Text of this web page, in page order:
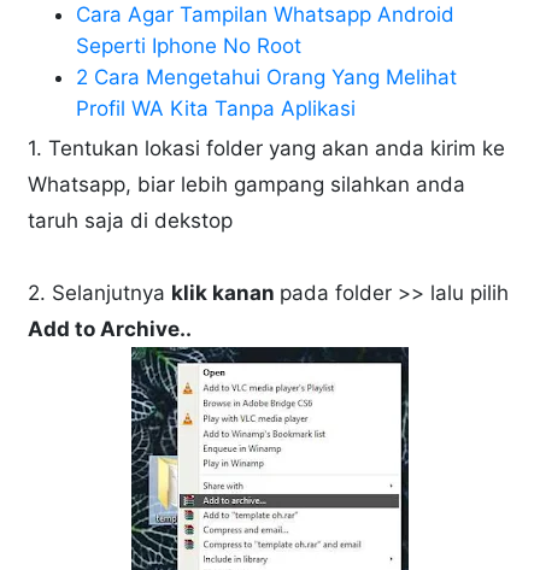
Cara Agar Tampilan Whatsapp Android
Seperti Iphone No Root
2 Cara Mengetahui Orang Yang Melihat
Profil WA Kita Tanpa Aplikasi
1. Tentukan lokasi folder yang akan anda kirim ke
Whatsapp, biar lebih gampang silahkan anda
taruh saja di dekstop
2. Selanjutnya klik kanan pada folder >> lalu pilih
Add to Archive..